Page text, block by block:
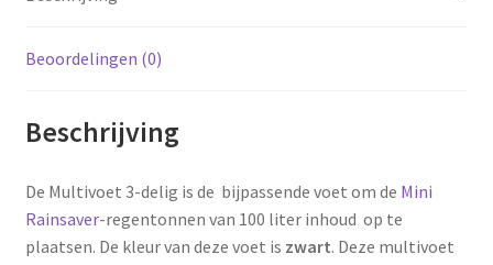
Beoordelingen (0)
Beschrijving
De Multivoet 3-delig is de bijpassende voet om de Mini
Rainsaver-regentonnen van 100 liter inhoud op te
plaatsen. De kleur van deze voet is zwart. Deze multivoet